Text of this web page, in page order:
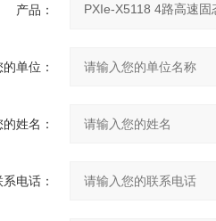
产品：
的单位：
的姓名：
系电话：